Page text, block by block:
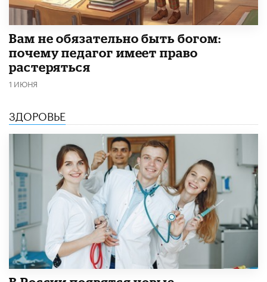
​Вам не обязательно быть богом:
почему педагог имеет право
растеряться
1 ИЮНЯ
ЗДОРОВЬЕ